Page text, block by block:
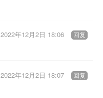
2022年12月2日 18:06 回复
2022年12月2日 18:07 回复